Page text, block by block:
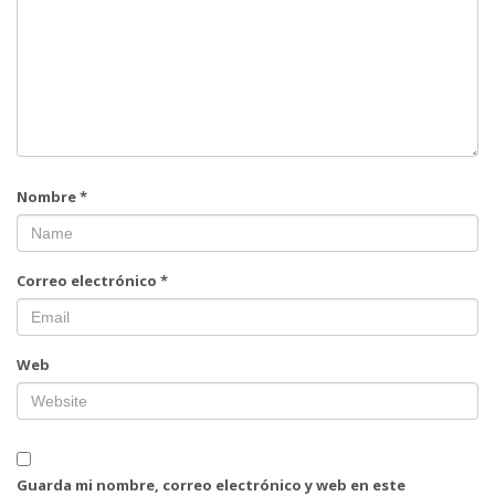
Nombre*
Correo electrónico *
Web
Guarda mi nombre, correo electrónico y web en este